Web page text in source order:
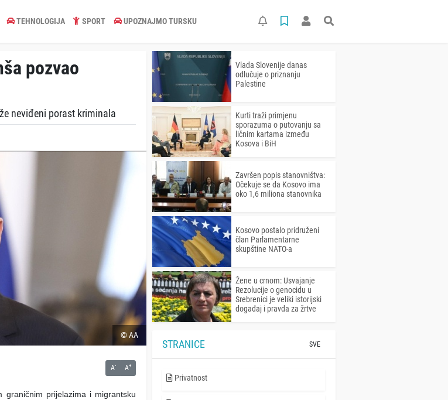
TEHNOLOGIJA SPORT UPOZNAJMO TURSKU
pozvao
neviđeni porast kriminala
© AA
A- A+
graničnim prijelazima i migrantsku
Vlada Slovenije danas
odlučuje o priznanju
Palestine
Kurti traži primjenu
sporazuma o putovanju sa
ličnim kartama između
Kosova i BiH
Završen popis stanovništva:
Očekuje se da Kosovo ima
oko 1,6 miliona stanovnika
Kosovo postalo pridruženi
član Parlamentarne
skupštine NATO-a
Žene u crnom: Usvajanje
Rezolucije o genocidu u
Srebrenici je veliki istorijski
događaj i pravda za žrtve
STRANICE SVE
Privatnost